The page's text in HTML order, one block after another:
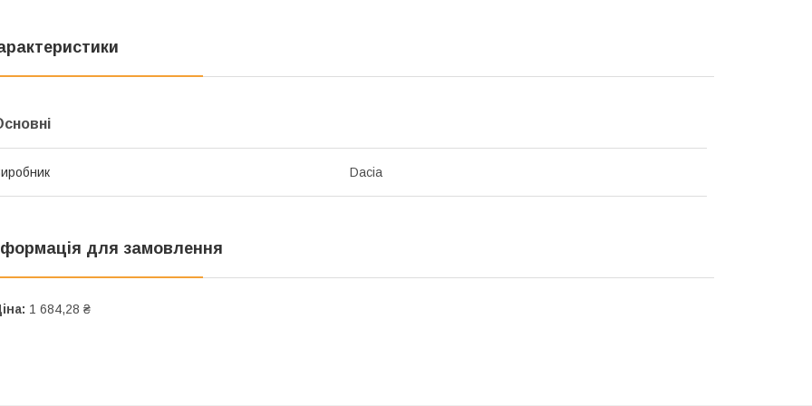
Dacia
для замовлення
1 684,28 ₴